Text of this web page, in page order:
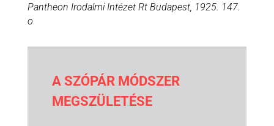
Pantheon Irodalmi Intézet Rt Budapest, 1925. 147.
o
A SZÓPÁR MÓDSZER
MEGSZÜLETÉSE